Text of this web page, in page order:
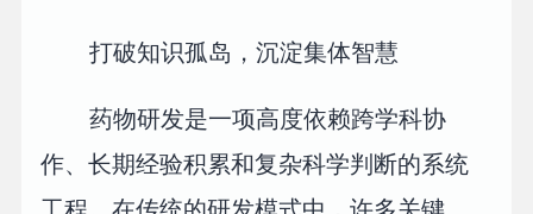
打破知识孤岛，沉淀集体智慧
药物研发是一项高度依赖跨学科协
作、长期经验积累和复杂科学判断的系统
工程。在传统的研发模式中，许多关键